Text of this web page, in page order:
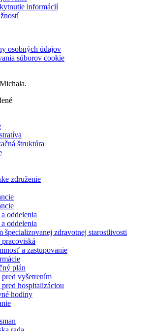
informácií
osobných údajov
súborov cookie
štruktúra
združenie
oddelenia
oddelenia
špecializovanej zdravotnej starostlivosti
a zastupovanie
plán
vyšetrením
hospitalizáciou
hodiny